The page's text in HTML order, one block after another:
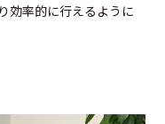
効率的に行えるように